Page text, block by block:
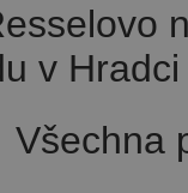
v
Všechna